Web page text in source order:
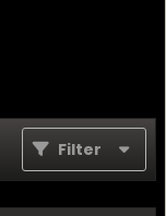
Filter